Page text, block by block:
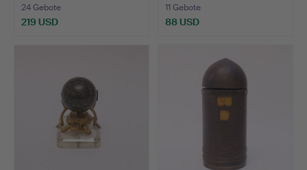
24 Gebote
219 USD
11 Gebote
88 USD